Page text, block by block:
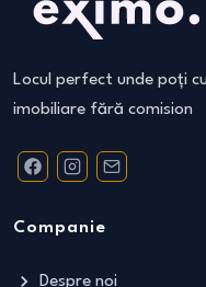
Locul perfect unde poți
imobiliare fără comision
Companie
Despre noi